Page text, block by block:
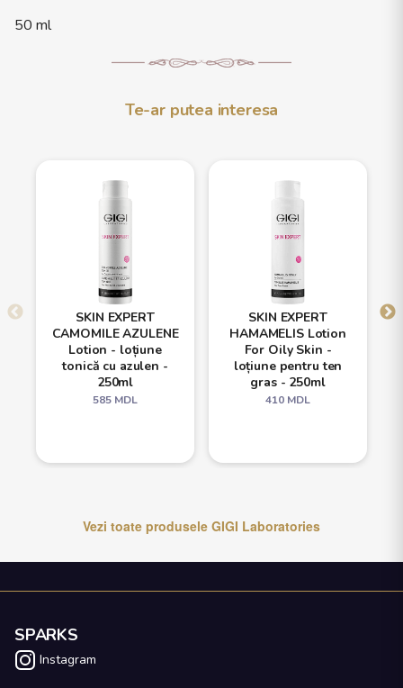
50 ml
Te-ar putea interesa
SKIN EXPERT
CAMOMILE AZULENE
Lotion - loțiune
tonică cu azulen -
250ml
585 MDL
SKIN EXPERT
HAMAMELIS Lotion
For Oily Skin -
loțiune pentru ten
gras - 250ml
410 MDL
Vezi toate produsele GIGI Laboratories
SPARKS
Instagram